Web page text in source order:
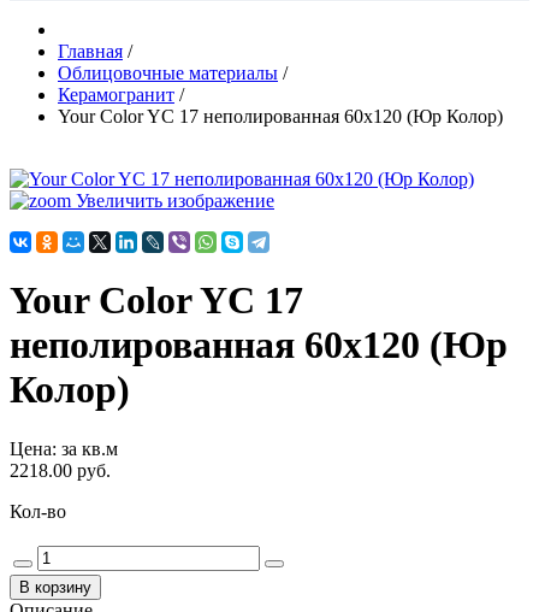
Главная /
Облицовочные материалы /
Керамогранит /
Your Color YC 17 неполированная 60х120 (Юр Колор)
Увеличить изображение
Your Color YC 17
неполированная 60х120 (Юр
Колор)
Цена: за кв.м
2218.00 руб.
Кол-во